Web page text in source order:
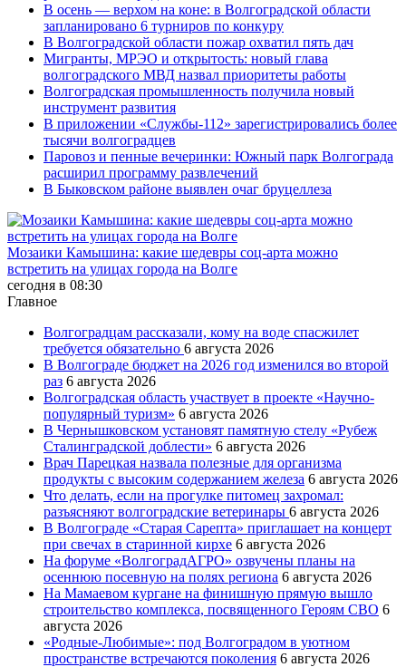
В осень — верхом на коне: в Волгоградской области
запланировано 6 турниров по конкуру
В Волгоградской области пожар охватил пять дач
Мигранты, МРЭО и открытость: новый глава
волгоградского МВД назвал приоритеты работы
Волгоградская промышленность получила новый
инструмент развития
В приложении «Службы-112» зарегистрировались более
тысячи волгоградцев
Паровоз и пенные вечеринки: Южный парк Волгограда
расширил программу развлечений
В Быковском районе выявлен очаг бруцеллеза
Мозаики Камышина: какие шедевры соц-арта можно
встретить на улицах города на Волге
сегодня в 08:30
Главное
Волгоградцам рассказали, кому на воде спасжилет
требуется обязательно 6 августа 2026
В Волгограде бюджет на 2026 год изменился во второй
раз 6 августа 2026
Волгоградская область участвует в проекте «Научно-
популярный туризм» 6 августа 2026
В Чернышковском установят памятную стелу «Рубеж
Сталинградской доблести» 6 августа 2026
Врач Парецкая назвала полезные для организма
продукты с высоким содержанием железа 6 августа 2026
Что делать, если на прогулке питомец захромал:
разъясняют волгоградские ветеринары 6 августа 2026
В Волгограде «Старая Сарепта» приглашает на концерт
при свечах в старинной кирхе 6 августа 2026
На форуме «ВолгоградАГРО» озвучены планы на
осеннюю посевную на полях региона 6 августа 2026
На Мамаевом кургане на финишную прямую вышло
строительство комплекса, посвященного Героям СВО 6
августа 2026
«Родные-Любимые»: под Волгоградом в уютном
пространстве встречаются поколения 6 августа 2026